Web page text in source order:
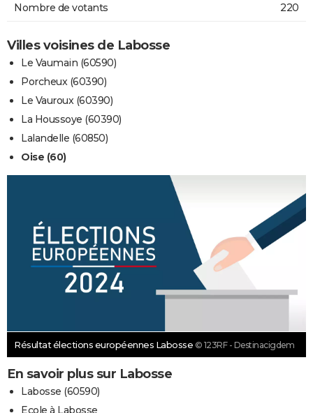
Nombre de votants 220
Villes voisines de Labosse
Le Vaumain (60590)
Porcheux (60390)
Le Vauroux (60390)
La Houssoye (60390)
Lalandelle (60850)
Oise (60)
Résultat élections européennes Labosse © 123RF - Destinacigdem
En savoir plus sur Labosse
Labosse (60590)
Ecole à Labosse